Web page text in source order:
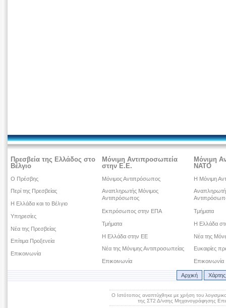
Πρεσβεία της Ελλάδος στο
Βέλγιο
Ο Πρέσβης
Περί της Πρεσβείας
Η Ελλάδα και το Βέλγιο
Υπηρεσίες
Νέα της Πρεσβείας
Επίτιμα Προξενεία
Επικοινωνία
Μόνιμη Αντιπροσωπεία
στην Ε.Ε.
Μόνιμος Αντιπρόσωπος
Αναπληρωτής Μόνιμος
Αντιπρόσωπος
Εκπρόσωπος στην ΕΠΑ
Τμήματα
Η Ελλάδα στην ΕΕ
Νέα της Μόνιμης Αντιπροσωπείας
Επικοινωνία
Μόνιμη
ΝΑΤΟ
Η Μόνιμη
Τμήματα
Η Ελλάδα
Νέα της
Ευκαιρίες
Επικοινωνία
Αρχική
Ο Ιστότοπος αναπτύχθηκε με χρήση του
της ΣΤ2 Δ/νσης Μηχανογράφησης